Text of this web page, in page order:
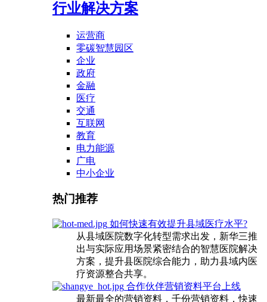
行业解决方案
运营商
零碳智慧园区
企业
政府
金融
医疗
交通
互联网
教育
电力能源
广电
中小企业
热门推荐
如何快速有效提升县域医疗水平?
从县域医院数字化转型需求出发，新华三推
出与实际应用场景紧密结合的智慧医院解决
方案，提升县医院综合能力，助力县域内医
疗资源整合共享。
合作伙伴营销资料平台上线
最新最全的营销资料，千份营销资料，快速